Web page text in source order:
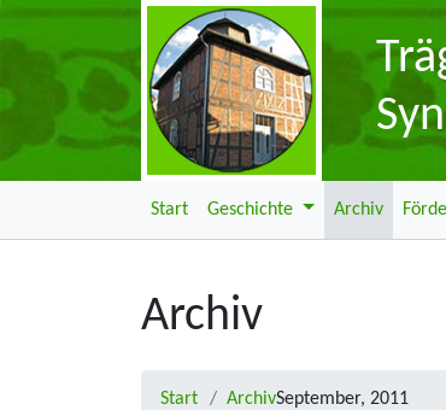
Start Geschichte Archiv
Archiv
Start ArchivSeptember, 2011